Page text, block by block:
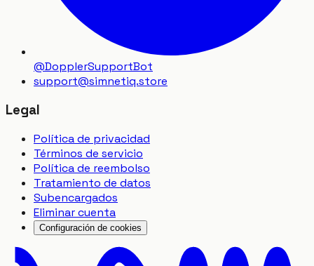
@DopplerSupportBot
support@simnetiq.store
Legal
Política de privacidad
Términos de servicio
Política de reembolso
Tratamiento de datos
Subencargados
Eliminar cuenta
Configuración de cookies